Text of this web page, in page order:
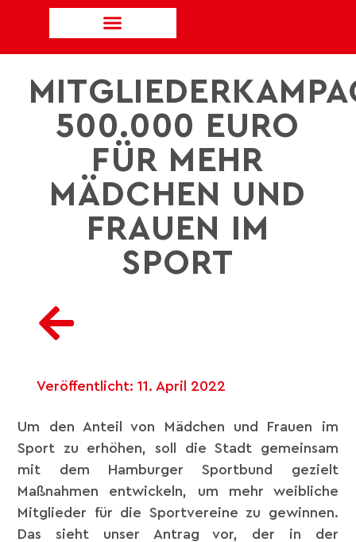
500.000 EURO
FÜR MEHR
MÄDCHEN UND
FRAUEN IM
SPORT
Veröffentlicht: 11. April 2022
Um den Anteil von Mädchen und Frauen im
Sport zu erhöhen, soll die Stadt gemeinsam
mit dem Hamburger Sportbund gezielt
Maßnahmen entwickeln, um mehr weibliche
Mitglieder für die Sportvereine zu gewinnen.
Das sieht unser Antrag vor, der in der